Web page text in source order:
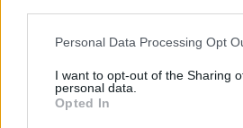
Personal Data Processing Opt
I want to opt-out of the Sharing
personal data.
Opted In
Νέα
πότε